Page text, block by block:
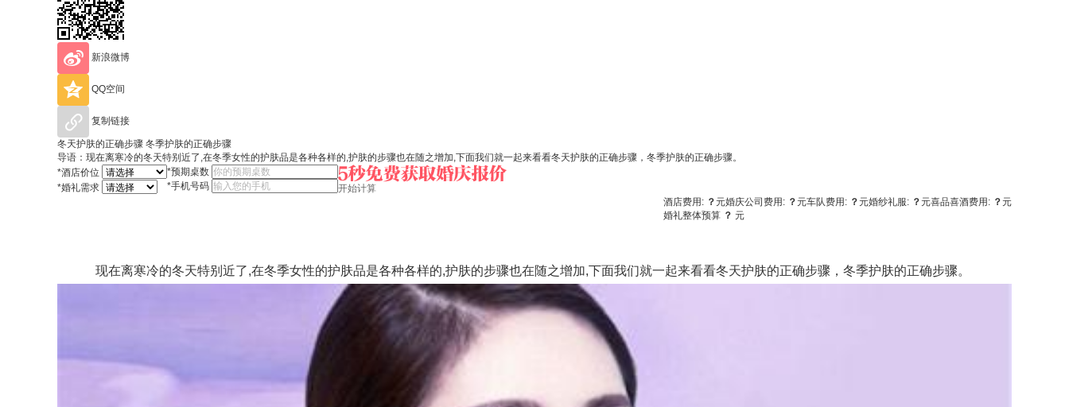
新浪微博
QQ空间
复制链接
冬天护肤的正确步骤 冬季护肤的正确步骤
导语：现在离寒冷的冬天特别近了,在冬季女性的护肤品是各种各样的,护肤的步骤也在随之增加,下面我们就一起来看看冬天护肤的正确步骤，冬季护肤的正确步骤。
*酒店价位
*婚礼需求
*预期桌数
*手机号码
开始计算
酒店费用: ？元婚庆公司费用: ？元车队费用: ？元婚纱礼服: ？元喜品喜酒费用: ？元
婚礼整体预算 ？ 元
现在离寒冷的冬天特别近了,在冬季女性的护肤品是各种各样的,护肤的步骤也在随之增加,下面我们就一起来看看冬天护肤的正确步骤，冬季护肤的正确步骤。